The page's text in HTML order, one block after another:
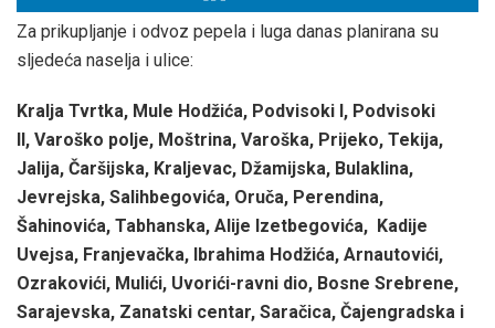
Za prikupljanje i odvoz pepela i luga danas planirana su
sljedeća naselja i ulice:
Kralja Tvrtka, Mule Hodžića, Podvisoki I, Podvisoki
II, Varoško polje, Moštrina, Varoška, Prijeko, Tekija,
Jalija, Čaršijska, Kraljevac, Džamijska, Bulaklina,
Jevrejska, Salihbegovića, Oruča, Perendina,
Šahinovića, Tabhanska, Alije Izetbegovića, Kadije
Uvejsa, Franjevačka, Ibrahima Hodžića, Arnautovići,
Ozrakovići, Mulići, Uvorići-ravni dio, Bosne Srebrene,
Sarajevska, Zanatski centar, Saračica, Čajengradska i